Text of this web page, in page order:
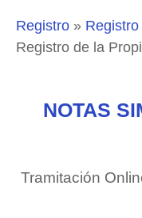
Registro »
Registro de la
NOTAS
Tramitación